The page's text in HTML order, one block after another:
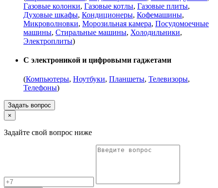
Газовые колонки, Газовые котлы, Газовые плиты,
Духовые шкафы, Кондиционеры, Кофемашины,
Микроволновки, Морозильная камера, Посудомоечные
машины, Стиральные машины, Холодильники,
Электроплиты)
С электроникой и цифровыми гаджетами
(Компьютеры, Ноутбуки, Планшеты, Телевизоры,
Телефоны)
Задать вопрос
×
Задайте свой вопрос ниже